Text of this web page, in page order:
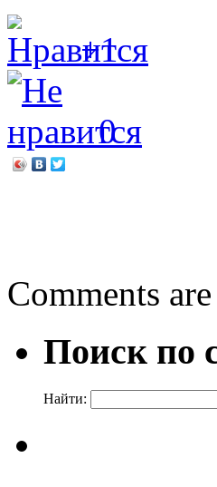
+1
0
Comments
Поиск по
Найти: